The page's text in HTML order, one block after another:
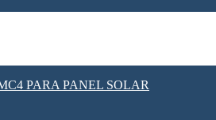
PARA PANEL SOLAR